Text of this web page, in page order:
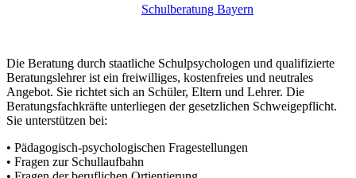
Schulberatung Bayern
Die Beratung durch staatliche Schulpsychologen und qualifizierte
Beratungslehrer ist ein freiwilliges, kostenfreies und neutrales
Angebot. Sie richtet sich an Schüler, Eltern und Lehrer. Die
Beratungsfachkräfte unterliegen der gesetzlichen Schweigepflicht.
Sie unterstützen bei:
• Pädagogisch-psychologischen Fragestellungen
• Fragen zur Schullaufbahn